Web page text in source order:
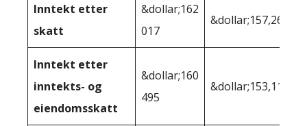
Inntekt etter
skatt
&dollar;162
017
&dollar;157,266
Inntekt etter
inntekts- og
eiendomsskatt
&dollar;160
495
&dollar;153,115